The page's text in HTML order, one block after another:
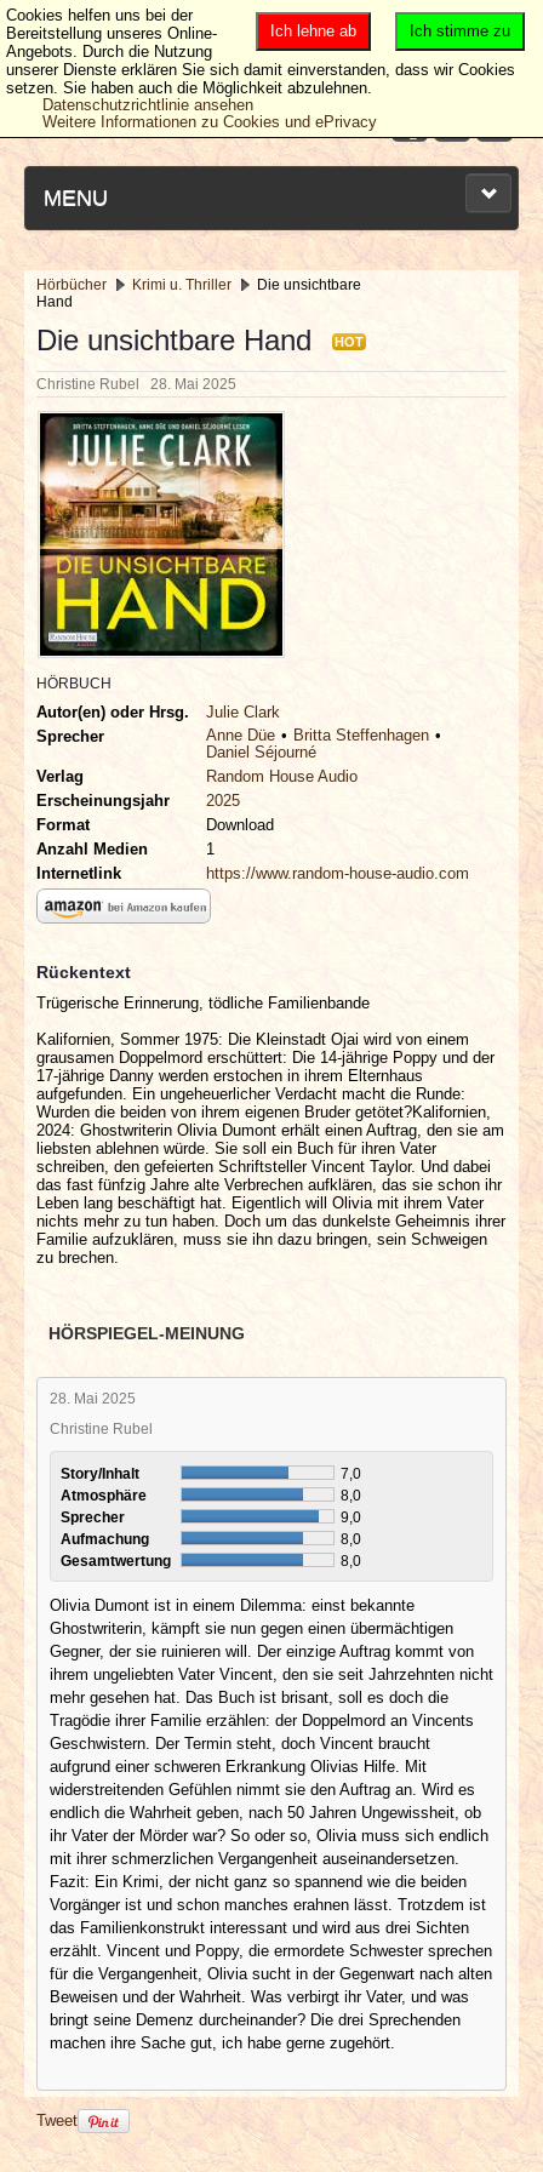
MENU
NEUESTE ARTIKEL
NEWS & DATES
BERICHTE
VERLOSUNGEN
INTERVIEWS
SPECIALS
REDAKTION
LINKS
ARCHIV
Hörbücher Krimi u. Thriller
Die unsichtbare
Hand
Die unsichtbare Hand HOT
Christine Rubel 28. Mai 2025
HÖRBUCH
Autor(en) oder Hrsg.
Julie Clark
Sprecher
Anne Düe
Britta Steffenhagen
Daniel Séjourné
Verlag
Random House Audio
Erscheinungsjahr
2025
Format
Download
Anzahl Medien
1
Internetlink
https://www.random-house-audio.com
Rückentext
Trügerische Erinnerung, tödliche Familienbande
Kalifornien, Sommer 1975: Die Kleinstadt Ojai wird von einem
grausamen Doppelmord erschüttert: Die 14-jährige Poppy und der
17-jährige Danny werden erstochen in ihrem Elternhaus
aufgefunden. Ein ungeheuerlicher Verdacht macht die Runde:
Wurden die beiden von ihrem eigenen Bruder getötet?Kalifornien,
2024: Ghostwriterin Olivia Dumont erhält einen Auftrag, den sie am
liebsten ablehnen würde. Sie soll ein Buch für ihren Vater
schreiben, den gefeierten Schriftsteller Vincent Taylor. Und dabei
das fast fünfzig Jahre alte Verbrechen aufklären, das sie schon ihr
Leben lang beschäftigt hat. Eigentlich will Olivia mit ihrem Vater
nichts mehr zu tun haben. Doch um das dunkelste Geheimnis ihrer
Familie aufzuklären, muss sie ihn dazu bringen, sein Schweigen
zu brechen.
HÖRSPIEGEL-MEINUNG
28. Mai 2025
Christine Rubel
Story/Inhalt
7,0
Atmosphäre
8,0
Sprecher
9,0
Aufmachung
8,0
Gesamtwertung
8,0
Olivia Dumont ist in einem Dilemma: einst bekannte
Ghostwriterin, kämpft sie nun gegen einen übermächtigen
Gegner, der sie ruinieren will. Der einzige Auftrag kommt von
ihrem ungeliebten Vater Vincent, den sie seit Jahrzehnten nicht
mehr gesehen hat. Das Buch ist brisant, soll es doch die
Tragödie ihrer Familie erzählen: der Doppelmord an Vincents
Geschwistern. Der Termin steht, doch Vincent braucht
aufgrund einer schweren Erkrankung Olivias Hilfe. Mit
widerstreitenden Gefühlen nimmt sie den Auftrag an. Wird es
endlich die Wahrheit geben, nach 50 Jahren Ungewissheit, ob
ihr Vater der Mörder war? So oder so, Olivia muss sich endlich
mit ihrer schmerzlichen Vergangenheit auseinandersetzen.
Fazit: Ein Krimi, der nicht ganz so spannend wie die beiden
Vorgänger ist und schon manches erahnen lässt. Trotzdem ist
das Familienkonstrukt interessant und wird aus drei Sichten
erzählt. Vincent und Poppy, die ermordete Schwester sprechen
für die Vergangenheit, Olivia sucht in der Gegenwart nach alten
Beweisen und der Wahrheit. Was verbirgt ihr Vater, und was
bringt seine Demenz durcheinander? Die drei Sprechenden
machen ihre Sache gut, ich habe gerne zugehört.
Tweet
Ich stimme zu
Ich lehne ab
Cookies helfen uns bei der
Bereitstellung unseres Online-
Angebots. Durch die Nutzung
unserer Dienste erklären Sie sich damit einverstanden, dass wir Cookies
setzen. Sie haben auch die Möglichkeit abzulehnen.
Datenschutzrichtlinie ansehen
Weitere Informationen zu Cookies und ePrivacy